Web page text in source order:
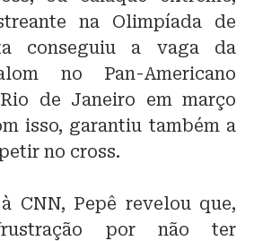
na Olimpíada de
conseguiu a vaga da
no Pan-Americano
de Janeiro em março
isso, garantiu também a
no cross.
CNN, Pepê revelou que,
por não ter